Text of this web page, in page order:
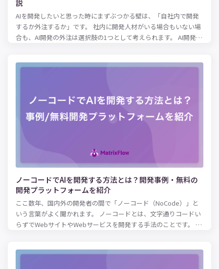
説
AIを開発したいと思った時にまずぶつかる壁は、「自社内で開発
するか外注するか」です。 社内に開発人材がいる場合もいない場
合も、AI開発の外注は選択肢の1つとして考えられます。 AI開発の
は、AI開発を外注しようか検討している方に向けて、AI開発の外
選びの参考にしてみてください。
ノーコードでAIを開発する方法とは？開発事例・無料の
開発プラットフォームを紹介
ここ数年、国内外の開発者の間で「ノーコード（NoCode）」と
いう言葉がよく聞かれます。 ノーコードとは、文字通りコードい
らずでWebサイトやWebサービスを開発する手法のことです。 こ
発して自社課題を解決したい方に向けて、ノーコードでどんなこ